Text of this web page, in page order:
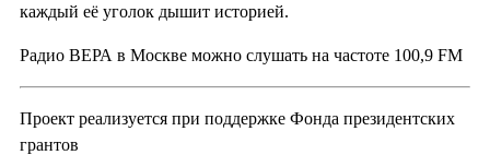
каждый её уголок дышит историей.
Радио ВЕРА в Москве можно слушать на частоте 100,9 FM
Проект реализуется при поддержке Фонда президентских
грантов